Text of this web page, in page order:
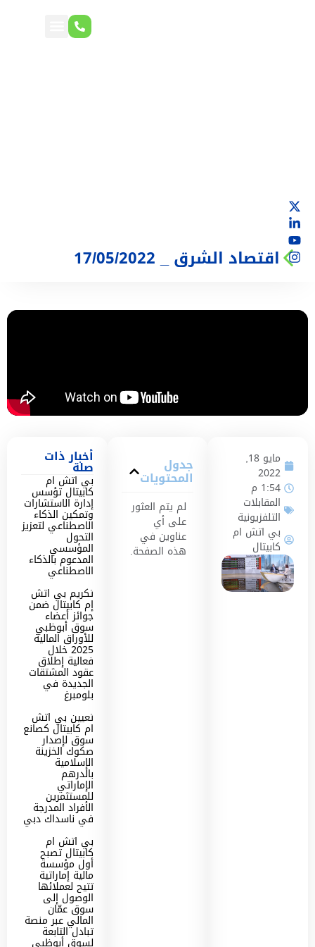
اقتصاد الشرق _ 17/05/2022
مايو 18,
2022
1:54 م
المقابلات
التلفزيونية
بي اتش ام
كابيتال
جدول
المحتويات
لم يتم العثور
على أي
عناوين في
هذه الصفحة.
أخبار ذات
صلة
بي اتش ام
كابيتال تؤسس
إدارة الاستشارات
وتمكين الذكاء
الاصطناعي لتعزيز
التحول
المؤسسي
المدعوم بالذكاء
الاصطناعي
تكريم بي اتش
إم كابيتال ضمن
جوائز أعضاء
سوق أبوظبي
للأوراق المالية
2025 خلال
فعالية إطلاق
عقود المشتقات
الجديدة في
بلومبرغ
تعيين بي اتش
ام كابيتال كصانع
سوق لإصدار
صكوك الخزينة
الإسلامية
بالدرهم
الإماراتي
للمستثمرين
الأفراد المدرجة
في ناسداك دبي
بي اتش ام
كابيتال تصبح
أول مؤسسة
مالية إماراتية
تتيح لعملائها
الوصول إلى
سوق عمّان
المالي عبر منصة
تبادل التابعة
لسوق أبوظبي